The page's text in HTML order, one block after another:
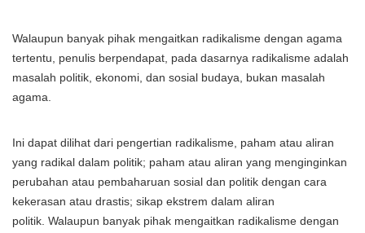
Walaupun banyak pihak mengaitkan radikalisme dengan agama
tertentu, penulis berpendapat, pada dasarnya radikalisme adalah
masalah politik, ekonomi, dan sosial budaya, bukan masalah
agama.
Ini dapat dilihat dari pengertian radikalisme, paham atau aliran
yang radikal dalam politik; paham atau aliran yang menginginkan
perubahan atau pembaharuan sosial dan politik dengan cara
kekerasan atau drastis; sikap ekstrem dalam aliran
politik. Walaupun banyak pihak mengaitkan radikalisme dengan